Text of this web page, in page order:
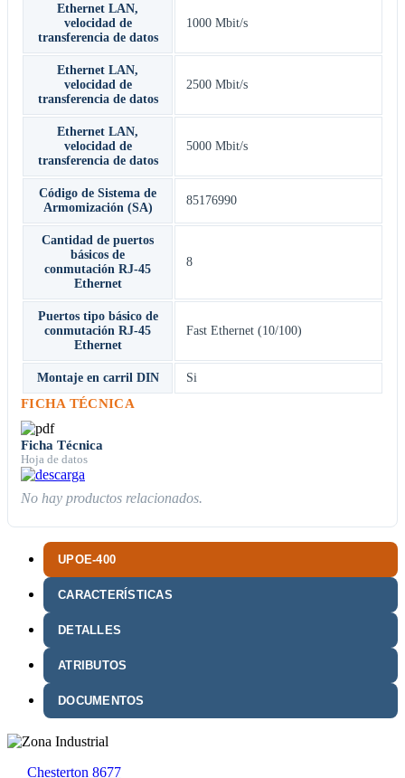
UPOE-400
CARACTERÍSTICAS
DETALLES
ATRIBUTOS
DOCUMENTOS
Ethernet LAN,
velocidad de
transferencia de datos
1000 Mbit/s
Ethernet LAN,
velocidad de
transferencia de datos
2500 Mbit/s
Ethernet LAN,
velocidad de
transferencia de datos
5000 Mbit/s
Código de Sistema de
Armomización (SA)
85176990
Cantidad de puertos
básicos de
conmutación RJ-45
Ethernet
8
Puertos tipo básico de
conmutación RJ-45
Ethernet
Fast Ethernet (10/100)
Montaje en carril DIN Si
FICHA TÉCNICA
Ficha Técnica
Hoja de datos
No hay productos relacionados.
Chesterton 8677